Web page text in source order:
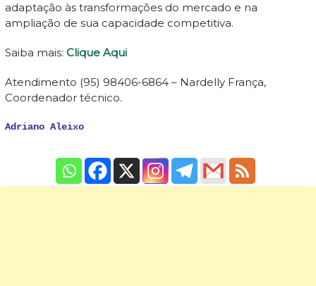
adaptação às transformações do mercado e na
ampliação de sua capacidade competitiva.
Saiba mais: Clique Aqui
Atendimento (95) 98406-6864 – Nardelly França,
Coordenador técnico.
Adriano Aleixo